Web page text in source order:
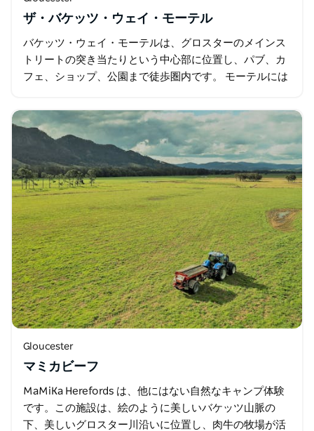
ザ・バケッツ・ウェイ・モーテル
バケッツ・ウェイ・モーテルは、グロスターのメインス
トリートの突き当たりという中心部に位置し、パブ、カ
フェ、ショップ、公園まで徒歩圏内です。 モーテルには
薄型テレビ、DVDプレーヤー、ミニ冷蔵庫…
Gloucester
マミカビーフ
MaMiKa Herefords は、他にはない自然なキャンプ体験
です。この施設は、絵のように美しいバケッツ山脈の
下、美しいグロスター川沿いに位置し、肉牛の牧場が活